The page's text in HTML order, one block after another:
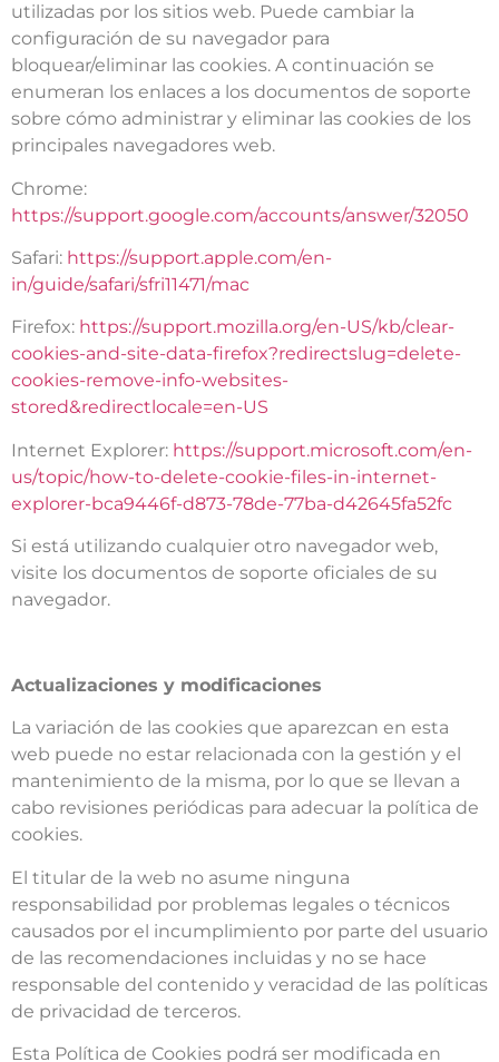
utilizadas por los sitios web. Puede cambiar la
configuración de su navegador para
bloquear/eliminar las cookies. A continuación se
enumeran los enlaces a los documentos de soporte
sobre cómo administrar y eliminar las cookies de los
principales navegadores web.
Chrome:
https://support.google.com/accounts/answer/32050
Safari: https://support.apple.com/en-
in/guide/safari/sfri11471/mac
Firefox: https://support.mozilla.org/en-US/kb/clear-
cookies-and-site-data-firefox?redirectslug=delete-
cookies-remove-info-websites-
stored&redirectlocale=en-US
Internet Explorer: https://support.microsoft.com/en-
us/topic/how-to-delete-cookie-files-in-internet-
explorer-bca9446f-d873-78de-77ba-d42645fa52fc
Si está utilizando cualquier otro navegador web,
visite los documentos de soporte oficiales de su
navegador.
Actualizaciones y modificaciones
La variación de las cookies que aparezcan en esta
web puede no estar relacionada con la gestión y el
mantenimiento de la misma, por lo que se llevan a
cabo revisiones periódicas para adecuar la política de
cookies.
El titular de la web no asume ninguna
responsabilidad por problemas legales o técnicos
causados por el incumplimiento por parte del usuario
de las recomendaciones incluidas y no se hace
responsable del contenido y veracidad de las políticas
de privacidad de terceros.
Esta Política de Cookies podrá ser modificada en